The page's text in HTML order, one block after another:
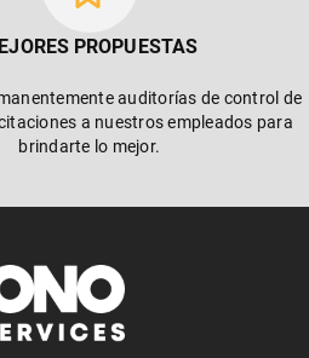
PROPUESTAS
auditorías de control de
a nuestros empleados para
brindarte lo mejor.